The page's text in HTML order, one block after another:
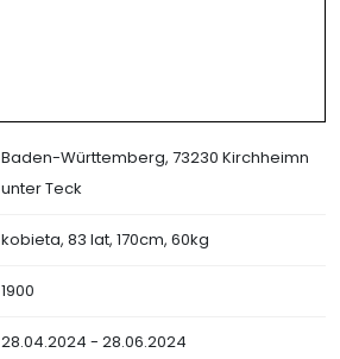
Baden-Württemberg, 73230 Kirchheimn
unter Teck
kobieta, 83 lat, 170cm, 60kg
1900
28.04.2024 - 28.06.2024